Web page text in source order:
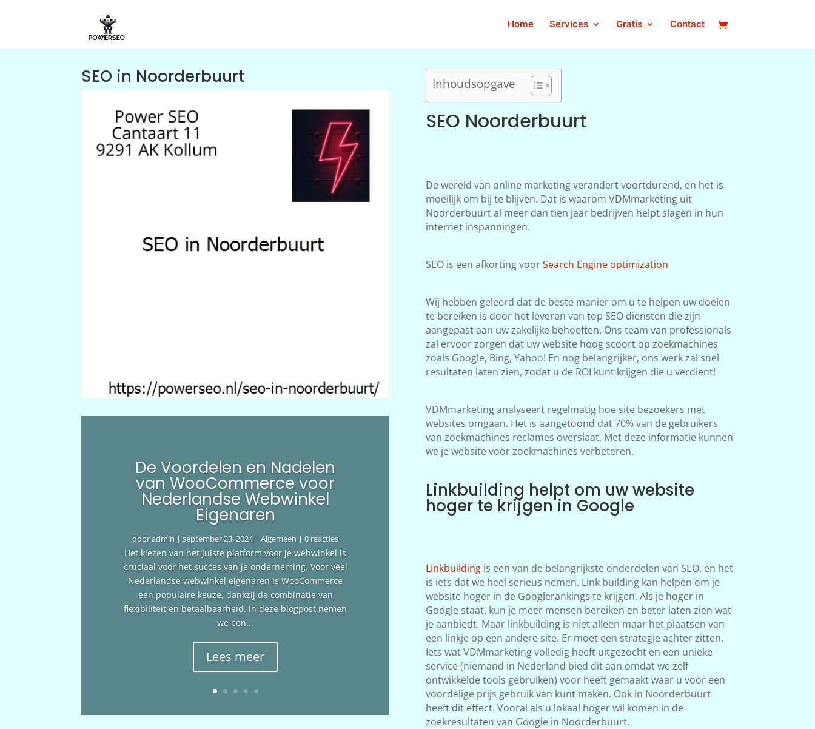
Home Services Gratis Contact
SEO in Noorderbuurt
De Voordelen en Nadelen
van WooCommerce voor
Nederlandse Webwinkel
Eigenaren
dooradmin |september 23, 2024|Algemeen | 0 reacties
Het kiezen van het juiste platform voor je webwinkel is
cruciaal voor het succes van je onderneming. Voor veel
Nederlandse webwinkel eigenaren is WooCommerce
een populaire keuze, dankzij de combinatie van
flexibiliteit en betaalbaarheid. In deze blogpost nemen
we een...
Lees meer
Inhoudsopgave
SEO Noorderbuurt
De wereld van online marketing verandert voortdurend, en het is
moeilijk om bij te blijven. Dat is waarom VDMmarketing uit
Noorderbuurt al meer dan tien jaar bedrijven helpt slagen in hun
internet inspanningen.
SEO is een afkorting voorSearch Engine optimization
Wij hebben geleerd dat de beste manier om u te helpen uw doelen
te bereiken is door het leveren van top SEO diensten die zijn
aangepast aan uw zakelijke behoeften. Ons team van professionals
zal ervoor zorgen dat uw website hoog scoort op zoekmachines
zoals Google, Bing, Yahoo! En nog belangrijker, ons werk zal snel
resultaten laten zien, zodat u de ROI kunt krijgen die u verdient!
VDMmarketing analyseert regelmatig hoe site bezoekers met
websites omgaan. Het is aangetoond dat 70% van de gebruikers
van zoekmachines reclames overslaat. Met deze informatie kunnen
we je website voor zoekmachines verbeteren.
Linkbuilding helpt om uw website
hoger te krijgen in Google
Linkbuildingis een van de belangrijkste onderdelen van SEO, en het
is iets dat we heel serieus nemen. Link building kan helpen om je
website hoger in de Googlerankings te krijgen. Als je hoger in
Google staat, kun je meer mensen bereiken en beter laten zien wat
je aanbiedt. Maar linkbuilding is niet alleen maar het plaatsen van
een linkje op een andere site. Er moet een strategie achter zitten.
Iets wat VDMmarketing volledig heeft uitgezocht en een unieke
service (niemand in Nederland bied dit aan omdat we zelf
ontwikkelde tools gebruiken) voor heeft gemaakt waar u voor een
voordelige prijs gebruik van kunt maken. Ook in Noorderbuurt
heeft dit effect. Vooral als u lokaal hoger wil komen in de
zoekresultaten van Google in Noorderbuurt.